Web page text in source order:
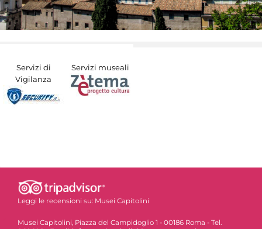
Servizi di
Vigilanza
Servizi museali
Leggi le recensioni su: Musei Capitolini
Musei Capitolini, Piazza del Campidoglio 1 - 00186 Roma - Tel.